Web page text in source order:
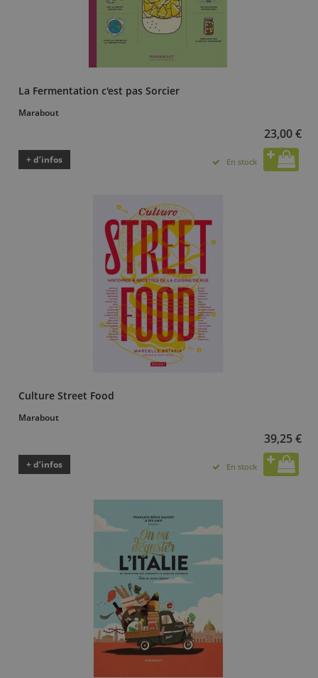
La Fermentation c'est pas Sorcier
Marabout
23,00 €
+ d’infos En stock
Culture Street Food
Marabout
39,25 €
+ d’infos En stock